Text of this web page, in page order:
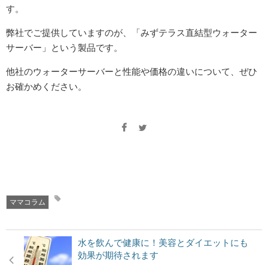
す。
弊社でご提供していますのが、「みずテラス直結型ウォーター
サーバー」という製品です。
他社のウォーターサーバーと性能や価格の違いについて、ぜひ
お確かめください。
ママコラム
水を飲んで健康に！美容とダイエットにも
効果が期待されます